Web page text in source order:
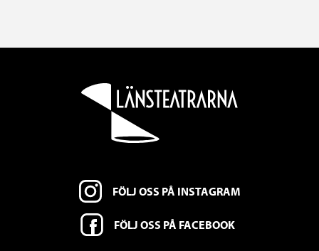
FÖLJ OSS PÅ INSTAGRAM
FÖLJ OSS PÅ FACEBOOK